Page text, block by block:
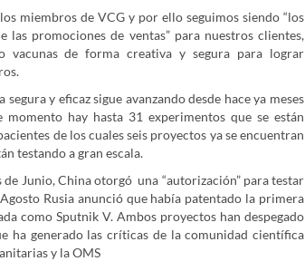
miembros de VCG y por ello seguimos siendo “los
las promociones de ventas” para nuestros clientes,
vacunas de forma creativa y segura para lograr
y eficaz sigue avanzando desde hace ya meses
hay hasta 31 experimentos que se están
de los cuales seis proyectos ya se encuentran
testando a gran escala.
Junio, China otorgó una “autorización” para testar
Rusia anunció que había patentado la primera
como Sputnik V. Ambos proyectos han despegado
ha generado las críticas de la comunidad científica
sanitarias y la OMS